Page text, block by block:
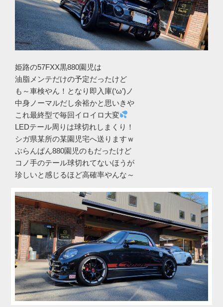
姫路の57FXX黒880園児は
油脂メンテだけの予定だったけど
も～車検やん！となり即入庫(‘ω’)ノ
中身ノーマルだし余裕かと思いきや
これ最終型で毎回イロイロ大変
LEDテール周りは球切れしまくり！
シガ県某所の某園児宅へ送りますｗ
ぶらんぱん880園児のもだったけど
コノ手のテール球切れてないほうが
珍しいと感じるほど高確率やんな～